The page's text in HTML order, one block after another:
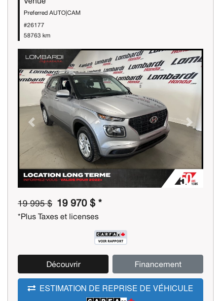
Preferred AUTO|CAM
#26177
58763 km
Previous Next
19 995 $ 19 970 $ *
*Plus Taxes et licenses
Découvrir Financement
ESTIMATION DE REPRISE DE VÉHICULE